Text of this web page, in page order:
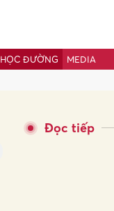
HỌC ĐƯỜNG MEDIA
Đọc tiếp